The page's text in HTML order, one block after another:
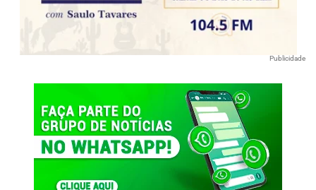
Publicidade